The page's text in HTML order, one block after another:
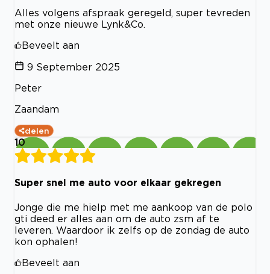
Alles volgens afspraak geregeld, super tevreden
met onze nieuwe Lynk&Co.
Beveelt aan
9 September 2025
Peter
Zaandam
delen
10
Super snel me auto voor elkaar gekregen
Jonge die me hielp met me aankoop van de polo
gti deed er alles aan om de auto zsm af te
leveren. Waardoor ik zelfs op de zondag de auto
kon ophalen!
Beveelt aan